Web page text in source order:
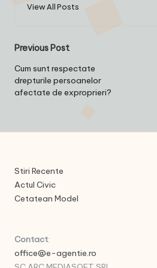
View All Posts
Post
navigation
Previous Post
Cum sunt respectate
drepturile persoanelor
afectate de exproprieri?
Stiri Recente
Actul Civic
Cetatean Model
Contact:
office@e-agentie.ro